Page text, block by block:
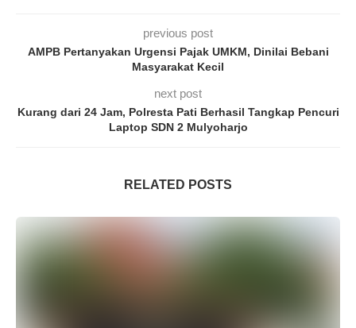
previous post
AMPB Pertanyakan Urgensi Pajak UMKM, Dinilai Bebani
Masyarakat Kecil
next post
Kurang dari 24 Jam, Polresta Pati Berhasil Tangkap Pencuri
Laptop SDN 2 Mulyoharjo
RELATED POSTS